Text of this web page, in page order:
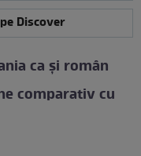
Discover
ca și român
comparativ cu